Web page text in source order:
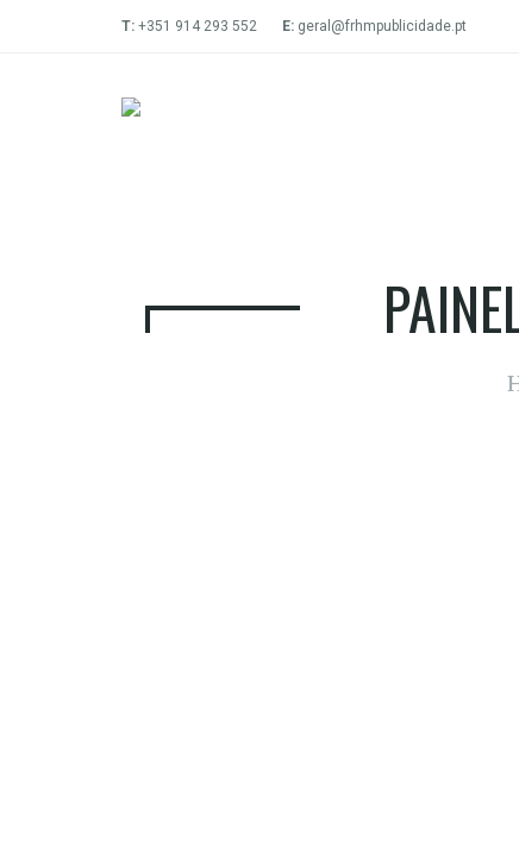
T: +351 914 293 552 E: geral@frhmpublicidade.pt